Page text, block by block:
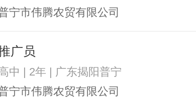
宁市伟腾农贸有限公司
广员
中 | 2年 | 广东揭阳普宁
宁市伟腾农贸有限公司